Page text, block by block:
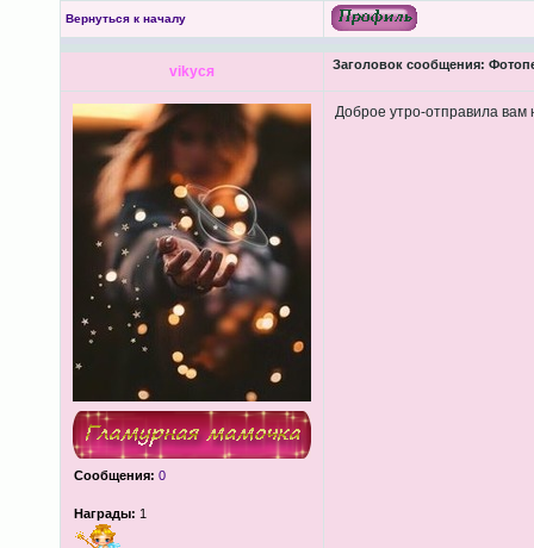
Вернуться к началу
vikycя Заголовок сообщения:
Сообщения: 0
Награды: 1
Доброе утро-отправила вам